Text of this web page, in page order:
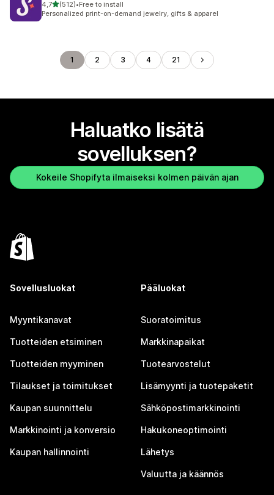
4,7/ 5 tähteä
(512)
512 arvostelua yhteensä
•Free to install
Personalized print-on-demand jewelry, gifts & apparel
1 2 3 4 21
Haluatko lisätä
sovelluksen?
Kokeile Shopifyta ilmaiseksi kolmen päivän ajan
Sovellusluokat
Myyntikanavat
Tuotteiden etsiminen
Tuotteiden myyminen
Tilaukset ja toimitukset
Kaupan suunnittelu
Markkinointi ja konversio
Kaupan hallinnointi
Pääluokat
Suoratoimitus
Markkinapaikat
Tuotearvostelut
Lisämyynti ja tuotepaketit
Sähköpostimarkkinointi
Hakukoneoptimointi
Lähetys
Valuutta ja käännös